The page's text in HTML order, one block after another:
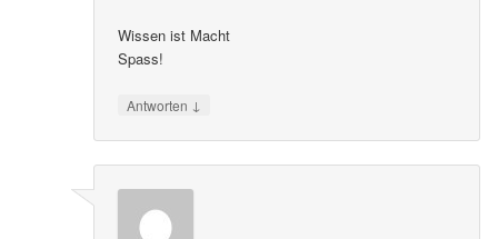
Wissen ist Macht
Spass!
Antworten ↓